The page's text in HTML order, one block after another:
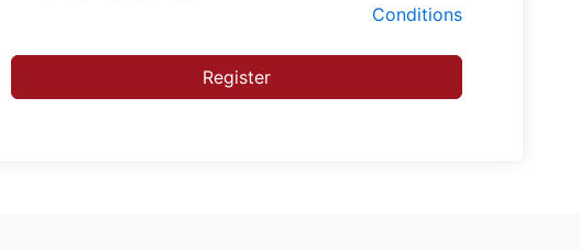
Conditions
Register